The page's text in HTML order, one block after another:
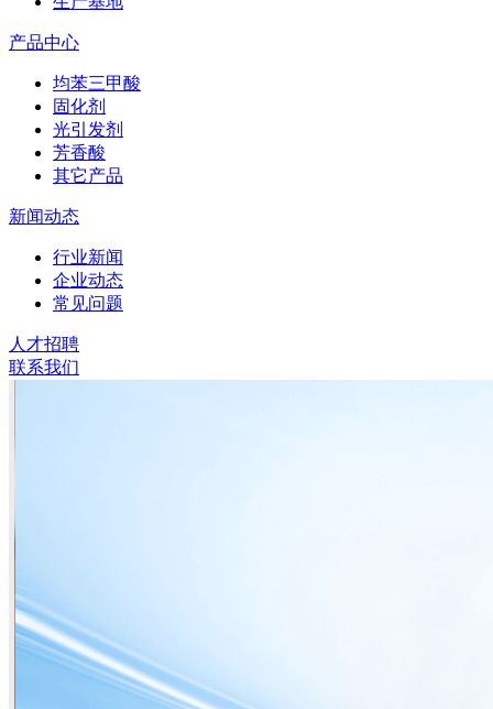
产品中心
均苯三甲酸
固化剂
光引发剂
芳香酸
其它产品
新闻动态
行业新闻
企业动态
常见问题
人才招聘
联系我们